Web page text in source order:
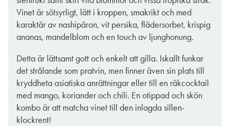
Vinet är sötsyrligt, lätt i kroppen, smakrikt och med
karaktär av nashipäron, vit persika, flädersorbet, krispig
ananas, mandelblom och en touch av ljunghonung.
Detta är lättsamt gott och enkelt att gilla. Iskallt funkar
det strålande som pratvin, men finner även sin plats till
kryddheta asiatiska anrättningar eller till en räkcocktail
med mango, koriander och chili. En otippad och skön
kombo är att matcha vinet till den inlagda sillen-
klockrent!
Tower har sitt ursprung i Rheinhessen och där gör de många
olika typer av viner. Vinet är sött och har inslag av päron,
honung, persika och fläder.
Det här vinet passar bäst med rätter som har både hetta och
sötma. Wokad biff med grönsaker där röd chili, lite ingefära
och honung fått fräsa med. Krispigt stekta ankbröst med söt
apelsinsås är ett annat alternativ. En god spännande variant på
fredagstaco; pulled pork (använd gärna fläskkarré) serverad i
en wrap eller pitabröd med Hoisinsås, då får man en bra match